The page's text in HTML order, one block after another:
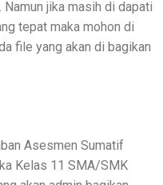
Namun jika masih di dapati
tepat maka mohon di
file yang akan di bagikan
Asesmen Sumatif
Kelas 11 SMA/SMK